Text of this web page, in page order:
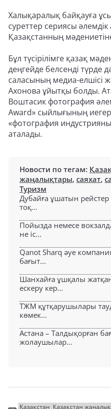
Халықаралық байқауға
суреттер сериясы
Қазақстанның
Бұл түсірілімге қазақ
деңгейде белсенді түрде
саласының медиа-елшісі
Ахонова ұйытқы болды.
Воштасик фотография
Award» сыйлығының
«фотография
аталады.
Новости по тегам:
жаңалықтары, саяхат,
Туризм
Дубайға ұшатын рейстер
тоқ...
Пойызда немесе
не іс...
Qanot Sharq әуе
бағыт...
Шанхайға ұшқалы
ескеру кер...
ТЖМ құтқарушылары
көмек...
Астана – Талдықорған
жолаушылар...
Қазақстан Қазақстан